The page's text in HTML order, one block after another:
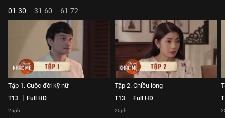
01-30 31-60 61-72
Tập 1. Cuộc đời kỹ nữ
T13 Full HD
25ph
Tập 2. Chiều lòng
T13 Full HD
25ph